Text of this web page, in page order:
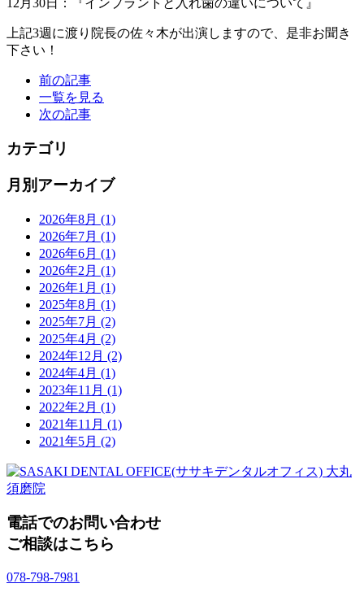
上記3週に渡り院長の佐々木が出演しますので、是非お聞き
下さい！
前の記事
一覧を見る
次の記事
カテゴリ
月別アーカイブ
2026年8月 (1)
2026年7月 (1)
2026年6月 (1)
2026年2月 (1)
2026年1月 (1)
2025年8月 (1)
2025年7月 (2)
2025年4月 (2)
2024年12月 (2)
2024年4月 (1)
2023年11月 (1)
2022年2月 (1)
2021年11月 (1)
2021年5月 (2)
電話でのお問い合わせ
ご相談はこちら
078-798-7981